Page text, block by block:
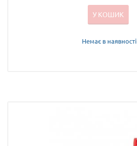
У КОШИК
Немає в наявності